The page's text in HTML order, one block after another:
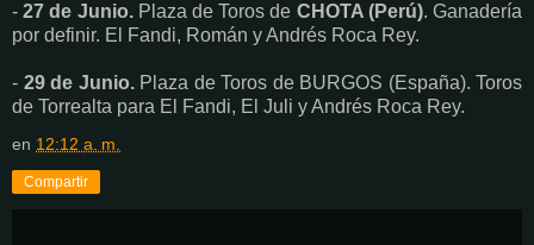
-27 de Junio.Plaza de Toros de CHOTA (Perú). Ganadería
por definir. El Fandi, Román y Andrés Roca Rey.
- 29 de Junio.Plaza de Toros de BURGOS (España). Toros
de Torrealta para El Fandi, El Juli y Andrés Roca Rey.
en 12:12 a. m.
Compartir